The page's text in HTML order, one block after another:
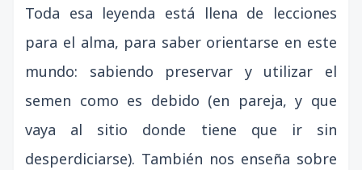
Toda esa leyenda está llena de lecciones
para el alma, para saber orientarse en este
mundo: sabiendo preservar y utilizar el
semen como es debido (en pareja, y que
vaya al sitio donde tiene que ir sin
desperdiciarse). También nos enseña sobre